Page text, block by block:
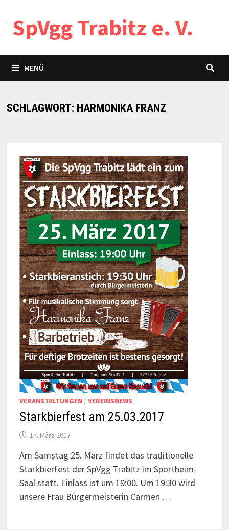
Inhalt
springen
SpVgg Trabitz e. V.
MENÜ
SCHLAGWORT: HARMONIKA FRANZ
VERANSTALTUNGEN / VEREINSNEWS
Starkbierfest am 25.03.2017
17. März 2017
Am Samstag 25. März findet das traditionelle
Starkbierfest der SpVgg Trabitz im Sportheim-
Saal statt. Einlass ist um 19:00. Um 19:30 wird
unsere Frau Bürgermeisterin Carmen …